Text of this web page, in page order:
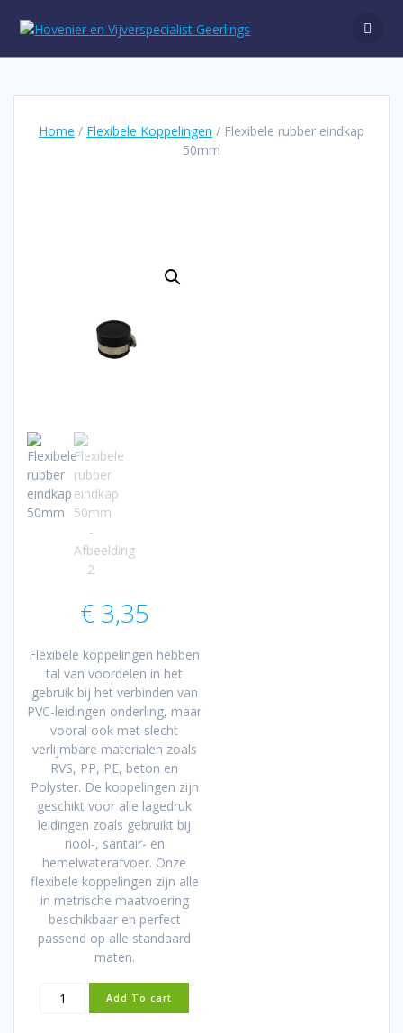
naar
Home / Flexibele Koppelingen / Flexibele rubber eindkap
50mm
€3,35
Flexibele koppelingen hebben
tal van voordelen in het
gebruik bij het verbinden van
PVC-leidingen onderling, maar
vooral ook met slecht
verlijmbare materialen zoals
RVS, PP, PE, beton en
Polyster. De koppelingen zijn
geschikt voor alle lagedruk
leidingen zoals gebruikt bij
riool-, santair- en
hemelwaterafvoer. Onze
flexibele koppelingen zijn alle
in metrische maatvoering
beschikbaar en perfect
passend op alle standaard
maten.
Flexibele
rubber
Add To cart